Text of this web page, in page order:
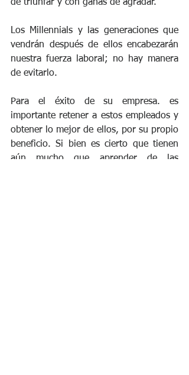
de triunfar y con ganas de agradar.
Los Millennials y las generaciones que
vendrán después de ellos encabezarán
nuestra fuerza laboral; no hay manera
de evitarlo.
Para el éxito de su empresa. es
importante retener a estos empleados y
obtener lo mejor de ellos, por su propio
beneficio. Si bien es cierto que tienen
aún mucho que aprender de las